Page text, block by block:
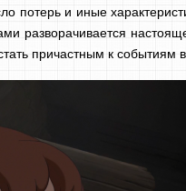
и иные
разворачивается
причастным к